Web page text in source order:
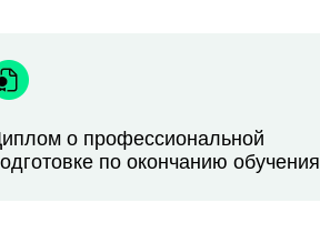
о профессиональной
по окончанию обучения